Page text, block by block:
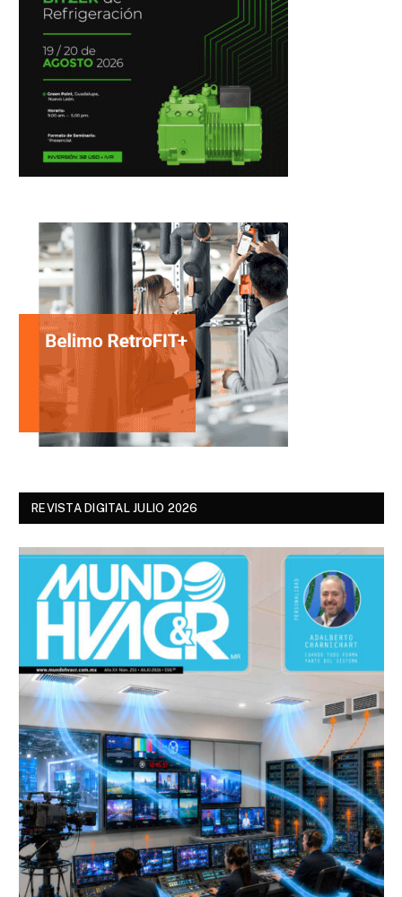
REVISTA DIGITAL JULIO 2026